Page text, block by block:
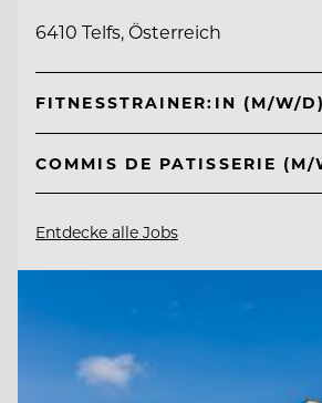
6410 Telfs, Österreich
FITNESSTRAINER:IN (M/W/D)
COMMIS DE PATISSERIE (M/
Entdecke alle Jobs